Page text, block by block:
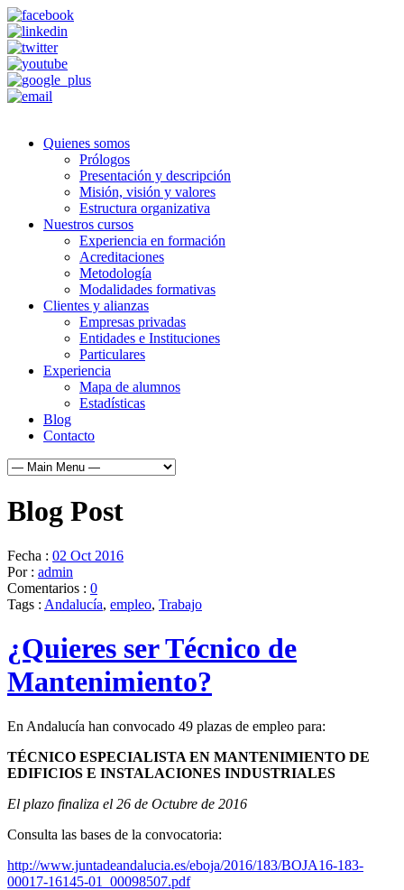
Quienes somos
Prólogos
Presentación y descripción
Misión, visión y valores
Estructura organizativa
Nuestros cursos
Experiencia en formación
Acreditaciones
Metodología
Modalidades formativas
Clientes y alianzas
Empresas privadas
Entidades e Instituciones
Particulares
Experiencia
Mapa de alumnos
Estadísticas
Blog
Contacto
Blog Post
Fecha : 02 Oct 2016
Por : admin
Comentarios : 0
Tags : Andalucía, empleo, Trabajo
¿Quieres ser Técnico de
Mantenimiento?
En Andalucía han convocado 49 plazas de empleo para:
TÉCNICO ESPECIALISTA EN MANTENIMIENTO DE
EDIFICIOS E INSTALACIONES INDUSTRIALES
El plazo finaliza el 26 de Octubre de 2016
Consulta las bases de la convocatoria:
http://www.juntadeandalucia.es/eboja/2016/183/BOJA16-183-
00017-16145-01_00098507.pdf